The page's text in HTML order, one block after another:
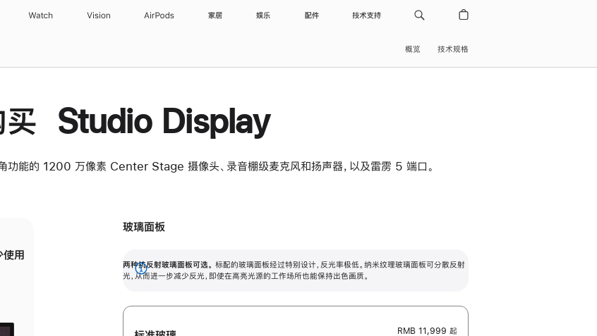
Watch Vision AirPods 家居 娱乐 配件 技术支持
概览 技术规格
买 Studio Display
功能的 1200 万像素 Center Stage 摄像头、录音棚级麦克风和扬声器，以及雷雳 5 端口。
使用
有高亮光源的场所使用，也能保持出色画质。
玻璃面板
两种抗反射玻璃面板可选。 标配的玻璃面板经过特别设计，反光率极低。纳米纹理玻璃面板可分散反射
光，从而进一步减少反光，即使在高亮光源的工作场所也能保持出色画质。
展
RMB 11,999 起